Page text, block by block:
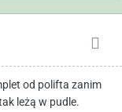
od polifta zanim
leżą w pudle.